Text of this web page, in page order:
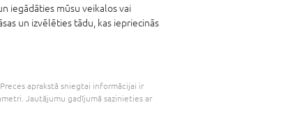
iegādāties mūsu veikalos vai
un izvēlēties tādu, kas iepriecinās
aprakstā sniegtai informācijai ir
Jautājumu gadījumā sazinieties ar